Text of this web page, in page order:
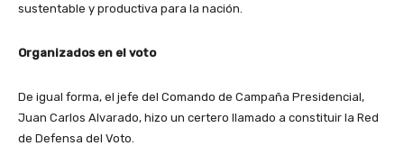
sustentable y productiva para la nación.
Organizados en el voto
De igual forma, el jefe del Comando de Campaña Presidencial,
Juan Carlos Alvarado, hizo un certero llamado a constituir la Red
de Defensa del Voto.